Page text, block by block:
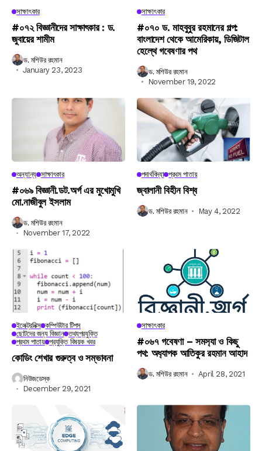
সাক্ষাৎকার
#০৭২ বিজ্ঞানীদের সাক্ষাৎকার : ড.
জুবায়ের শামীম
ড. মশিউর রহমান
January 23, 2023
সাক্ষাৎকার
#০৭০ ড. মাহবুবুর রহমানের গল্প:
বাংলাদেশ থেকে আমেরিকায়, ডিজিটাল
হেল্থে গবেষণার পথ
ড. মশিউর রহমান
November 19, 2022
অন্যান্য সাক্ষাৎকার
#০৬৯ বিজ্ঞানী.ডট.অর্গ এর মুখোমুখি
মো.নাজীবুল ইসলাম
ড. মশিউর রহমান
November 17, 2022
পদার্থবিদ্যা প্রথম পাতায়
জ্বালানী বিহীন বিশ্ব
ড. মশিউর রহমান May 4, 2022
ইলেক্ট্রনিক্স কম্পিউটার টিপস
ছোটদের জন্য বিজ্ঞান তথ্যপ্রযুক্তি
প্রথম পাতায় প্রযুক্তি বিষয়ক খবর
কোডিং শেখার গুরুত্ব ও সম্ভাবনা
নিউজডেস্ক
December 29, 2021
সাক্ষাৎকার
#০৬৭ গবেষণা – সমস‍্যা ও কিছু
পথ: অধ‍্যাপক আতিকুর রহমান আহাদ
ড. মশিউর রহমান April 28, 2021